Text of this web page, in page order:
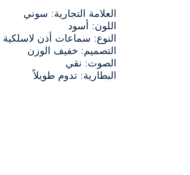
العلامة التجارية: سوني
اللون: أسود
النوع: سماعات أذن لاسلكية
التصميم: خفيف الوزن
الصوت: نقي
البطارية: تدوم طويلاً